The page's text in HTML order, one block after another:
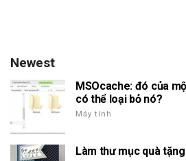
Newest
MSOcache: đó của
có thể loại bỏ nó?
Máy tính
Làm thư mục quà